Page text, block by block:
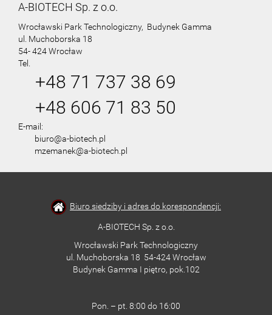
A-BIOTECH Sp. z o.o.
Wrocławski Park Technologiczny, Budynek Gamma
ul. Muchoborska 18
54- 424 Wrocław
Tel.
+48 71 737 38 69
+48 606 71 83 50
E-mail:
biuro@a-biotech.pl
mzemanek@a-biotech.pl
Biuro siedziby i adres do korespondencji:
A-BIOTECH Sp. z o.o.
Wrocławski Park Technologiczny
ul. Muchoborska 18 54-424 Wrocław
Budynek Gamma I piętro, pok.102
Pon. – pt. 8:00 do 16:00